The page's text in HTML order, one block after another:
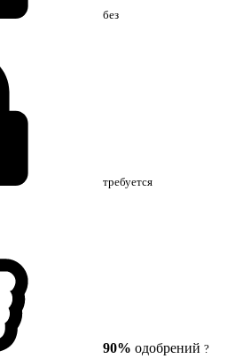
без
требуется
90% одобрений ?